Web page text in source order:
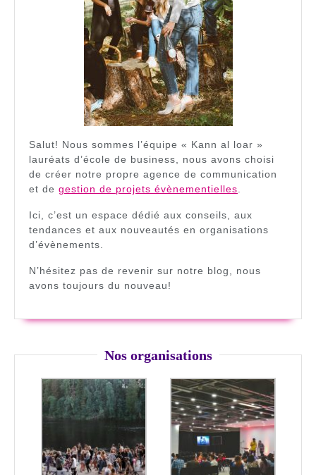
Salut! Nous sommes l’équipe « Kann al loar »
lauréats d’école de business, nous avons choisi
de créer notre propre agence de communication
et de gestion de projets évènementielles
Ici, c’est un espace dédié aux conseils, aux
tendances et aux nouveautés en organisations
d’évènements.
N’hésitez pas de revenir sur notre blog, nous
avons toujours du nouveau!
Nos organisations